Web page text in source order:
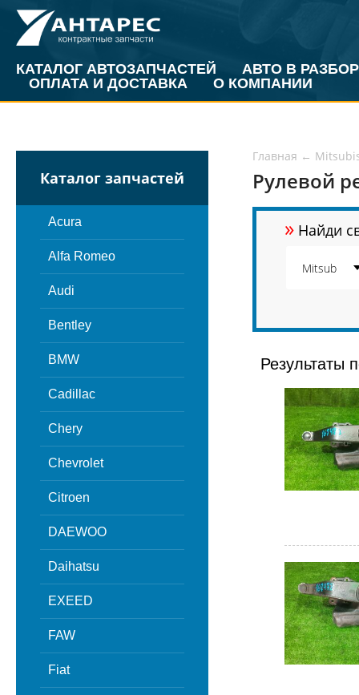
КАТАЛОГ АВТОЗАПЧАСТЕЙ
АВТО В РАЗБОР
ОПЛАТА И ДОСТАВКА
О КОМПАНИИ
Каталог запчастей
Acura
Alfa Romeo
Audi
Bentley
BMW
Cadillac
Chery
Chevrolet
Citroen
DAEWOO
Daihatsu
EXEED
FAW
Fiat
Главная ←
Рулевой
» Найди
Результаты